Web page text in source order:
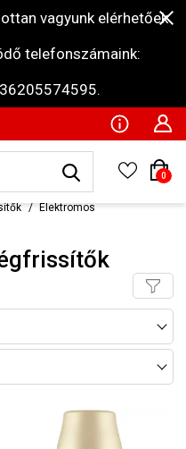
vagyunk elérhetőek
telefonszámaink:
0
Elektromos